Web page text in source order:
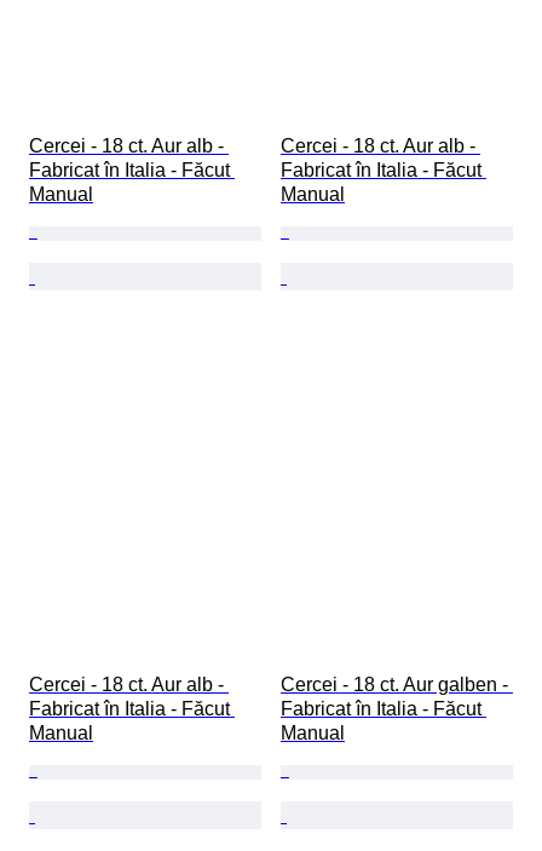
Cercei - 18 ct. Aur alb -
Fabricat în Italia - Făcut
Manual
Cercei - 18 ct. Aur alb -
Fabricat în Italia - Făcut
Manual
Cercei - 18 ct. Aur alb -
Fabricat în Italia - Făcut
Manual
Cercei - 18 ct. Aur galben -
Fabricat în Italia - Făcut
Manual